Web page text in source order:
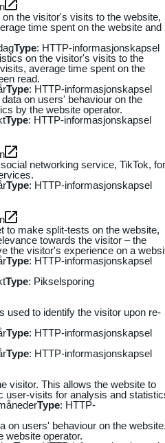
the visitor's visits to the website,
time spent on the website and
Type: HTTP-informasjonskapsel
on the visitor's visits to the
average time spent on the
read.
Type: HTTP-informasjonskapsel
on users' behaviour on the
by the website operator.
Type: HTTP-informasjonskapsel
networking service, TikTok, for
Type: HTTP-informasjonskapsel
to make split-tests on the website,
towards the visitor – the
the visitor's experience on a
Type: HTTP-informasjonskapsel
Type: Pikselsporing
used to identify the visitor upon re-
Type: HTTP-informasjonskapsel
Type: HTTP-informasjonskapsel
visitor. This allows the website to
user-visits for analysis and
Type: HTTP-
on users' behaviour on the
website operator.